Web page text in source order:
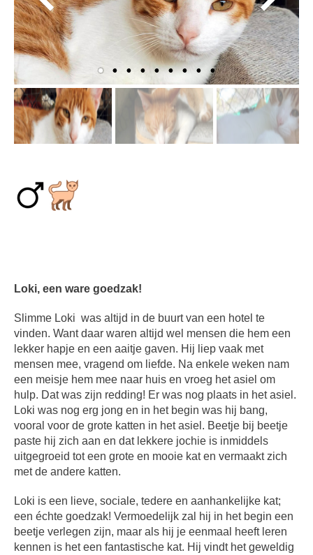
Loki, een ware goedzak!
Slimme Loki was altijd in de buurt van een hotel te
vinden. Want daar waren altijd wel mensen die hem een
lekker hapje en een aaitje gaven. Hij liep vaak met
mensen mee, vragend om liefde. Na enkele weken nam
een meisje hem mee naar huis en vroeg het asiel om
hulp. Dat was zijn redding! Er was nog plaats in het asiel.
Loki was nog erg jong en in het begin was hij bang,
vooral voor de grote katten in het asiel. Beetje bij beetje
paste hij zich aan en dat lekkere jochie is inmiddels
uitgegroeid tot een grote en mooie kat en vermaakt zich
met de andere katten.
Loki is een lieve, sociale, tedere en aanhankelijke kat;
een échte goedzak! Vermoedelijk zal hij in het begin een
beetje verlegen zijn, maar als hij je eenmaal heeft leren
kennen is het een fantastische kat. Hij vindt het geweldig